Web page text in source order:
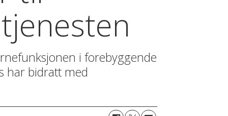
i forebyggende
har bidratt med